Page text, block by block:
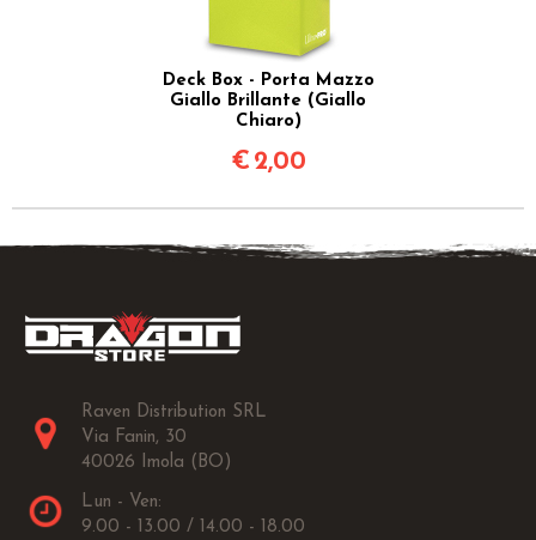
Deck Box - Porta Mazzo
Giallo Brillante (Giallo
Chiaro)
€ 2,00
Raven Distribution SRL
Via Fanin, 30
40026 Imola (BO)
Lun - Ven:
9.00 - 13.00 / 14.00 - 18.00